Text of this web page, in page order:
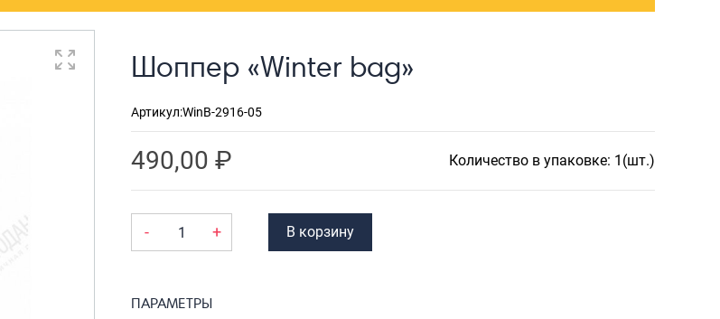
Рюкзаки
подростковые
Ранцы школьные
Рюкзаки для охоты-
Рюкзаки детские для детских
РАСПРОДАЖА
Сумки
Сумки колесные
Шоппер «Winter bag»
Артикул:WinB-2916-05
490,00 ₽ Количество в упаковке: 1(шт.)
- + В корзину
ПАРАМЕТРЫ